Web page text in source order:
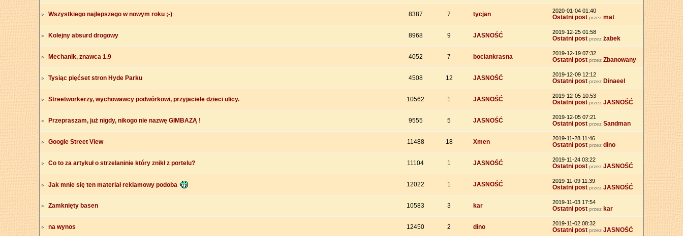
Wszystkiego najlepszego w nowym roku ;-) 8387 7 tycjan 2020-01-04 01:40
Ostatni post przez mat
Kolejny absurd drogowy 8968 9 JASNOŚĆ 2019-12-25 01:58
Ostatni post przez żabek
Mechanik, znawca 1.9 4052 7 bociankrasna 2019-12-19 07:32
Ostatni post przez Zbanowany
Tysiąc pięćset stron Hyde Parku 4508 12 JASNOŚĆ 2019-12-09 12:12
Ostatni post przez Dinaeel
Streetworkerzy, wychowawcy podwórkowi, przyjaciele dzieci ulicy. 10562 1 JASNOŚĆ 2019-12-05 10:53
Ostatni post przez JASNOŚĆ
Przepraszam, już nigdy, nikogo nie nazwę GIMBAZĄ ! 9555 5 JASNOŚĆ 2019-12-05 07:21
Ostatni post przez Sandman
Google Street View 11488 18 Xmen 2019-11-28 11:46
Ostatni post przez dino
Co to za artykuł o strzelaninie który znikł z portelu? 11104 1 JASNOŚĆ 2019-11-24 03:22
Ostatni post przez JASNOŚĆ
Jak mnie się ten materiał reklamowy podoba 12022 1 JASNOŚĆ 2019-11-09 11:39
Ostatni post przez JASNOŚĆ
Zamknięty basen 10583 3 kar 2019-11-03 17:54
Ostatni post przez kar
na wynos 12450 2 dino 2019-11-02 08:32
Ostatni post przez JASNOŚĆ